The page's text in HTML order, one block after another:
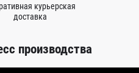
курьерская
доставка
производства